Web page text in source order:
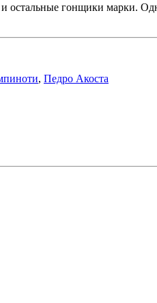
остальные гонщики марки.
, Педро Акоста